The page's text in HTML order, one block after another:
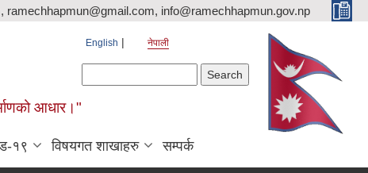
ramechhapmun@gmail.com, info@ramechhapmun.gov.np
आधार।"
English नेपाली
१९ विषयगत शाखाहरु सम्पर्क